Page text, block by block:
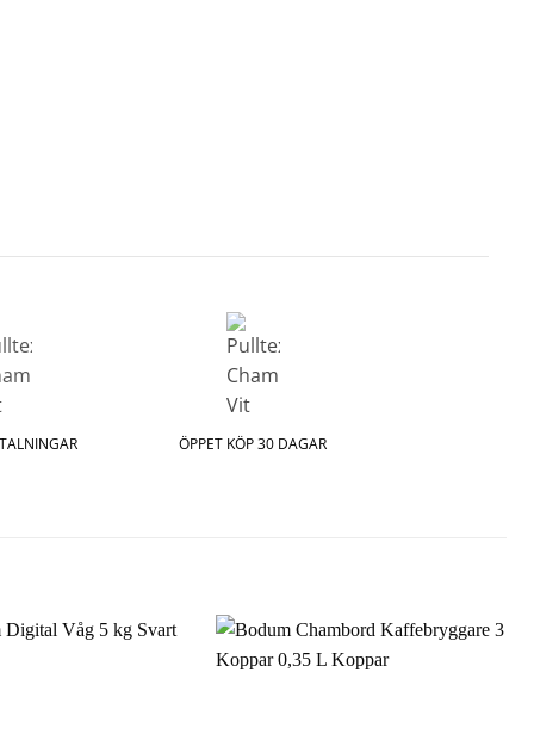
ÖPPET KÖP 30 DAGAR